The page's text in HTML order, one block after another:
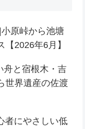
原峠から池塘
【2026年6月】
舟と宿根木・吉
世界遺産の佐渡
者にやさしい低